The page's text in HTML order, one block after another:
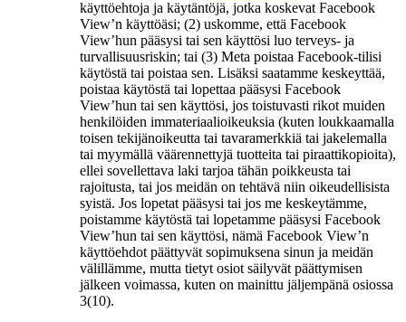
käyttöehtoja ja käytäntöjä, jotka koskevat Facebook
View’n käyttöäsi; (2) uskomme, että Facebook
View’hun pääsysi tai sen käyttösi luo terveys- ja
turvallisuusriskin; tai (3) Meta poistaa Facebook-tilisi
käytöstä tai poistaa sen. Lisäksi saatamme keskeyttää,
poistaa käytöstä tai lopettaa pääsysi Facebook
View’hun tai sen käyttösi, jos toistuvasti rikot muiden
henkilöiden immateriaalioikeuksia (kuten loukkaamalla
toisen tekijänoikeutta tai tavaramerkkiä tai jakelemalla
tai myymällä väärennettyjä tuotteita tai piraattikopioita),
ellei sovellettava laki tarjoa tähän poikkeusta tai
rajoitusta, tai jos meidän on tehtävä niin oikeudellisista
syistä. Jos lopetat pääsysi tai jos me keskeytämme,
poistamme käytöstä tai lopetamme pääsysi Facebook
View’hun tai sen käyttösi, nämä Facebook View’n
käyttöehdot päättyvät sopimuksena sinun ja meidän
välillämme, mutta tietyt osiot säilyvät päättymisen
jälkeen voimassa, kuten on mainittu jäljempänä osiossa
3(10).